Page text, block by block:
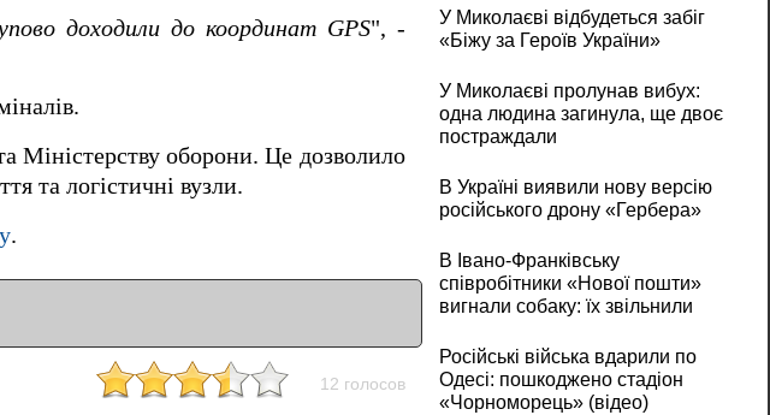
доходили до координат GPS", -
Міністерству оборони. Це дозволило
та логістичні вузли.
.
12 голосов
У Миколаєві відбудеться забіг
«Біжу за Героїв України»
У Миколаєві пролунав вибух:
одна людина загинула, ще двоє
постраждали
В Україні виявили нову версію
російського дрону «Гербера»
В Івано-Франківську
співробітники «Нової пошти»
вигнали собаку: їх звільнили
Російські війська вдарили по
Одесі: пошкоджено стадіон
«Чорноморець» (відео)